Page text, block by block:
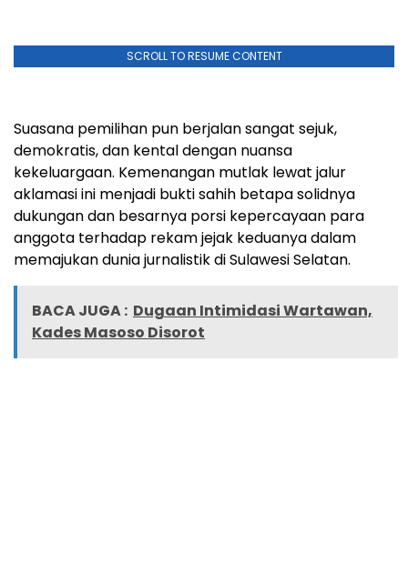
SCROLL TO RESUME CONTENT
Suasana pemilihan pun berjalan sangat sejuk,
demokratis, dan kental dengan nuansa
kekeluargaan. Kemenangan mutlak lewat jalur
aklamasi ini menjadi bukti sahih betapa solidnya
dukungan dan besarnya porsi kepercayaan para
anggota terhadap rekam jejak keduanya dalam
memajukan dunia jurnalistik di Sulawesi Selatan.
BACA JUGA : Dugaan Intimidasi Wartawan,
Kades Masoso Disorot